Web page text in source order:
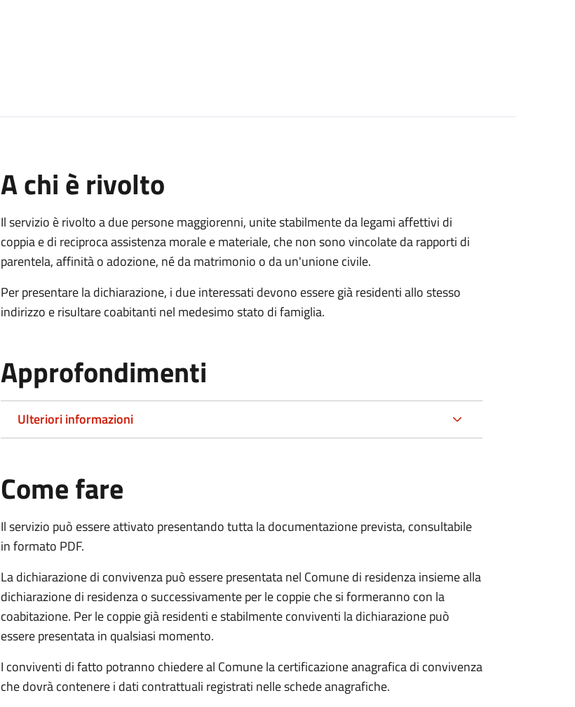
A chi è rivolto
Il servizio è rivolto a due persone maggiorenni, unite stabilmente da legami affettivi di
coppia e di reciproca assistenza morale e materiale, che non sono vincolate da rapporti di
parentela, affinità o adozione, né da matrimonio o da un'unione civile.
Per presentare la dichiarazione, i due interessati devono essere già residenti allo stesso
indirizzo e risultare coabitanti nel medesimo stato di famiglia.
Approfondimenti
Ulteriori informazioni
Come fare
Il servizio può essere attivato presentando tutta la documentazione prevista, consultabile
in formato PDF.
La dichiarazione di convivenza può essere presentata nel Comune di residenza insieme alla
dichiarazione di residenza o successivamente per le coppie che si formeranno con la
coabitazione. Per le coppie già residenti e stabilmente conviventi la dichiarazione può
essere presentata in qualsiasi momento.
I conviventi di fatto potranno chiedere al Comune la certificazione anagrafica di convivenza
che dovrà contenere i dati contrattuali registrati nelle schede anagrafiche.